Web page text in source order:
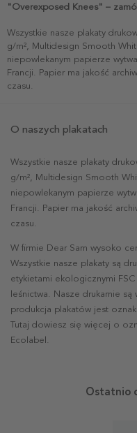
"Overexposed Knees" –
Wszystkie nasze plakaty
g/m², Multidesign Smooth
niepowlekanym papierze
Francji. Papier ma jakość
czasu.
O naszych plakatach
Wszystkie nasze plakaty
g/m², Multidesign Smooth
niepowlekanym papierze
Francji. Papier ma jakość
czasu.
W firmie Dear Sam wysoko
Wszystkie nasze plakaty są
etykietami ekologicznymi
leśnictwa. Nasze drukarnie są
produkcja plakatów jest
Tutaj dowiesz się więcej o
Ecolabel.
Ostatnio